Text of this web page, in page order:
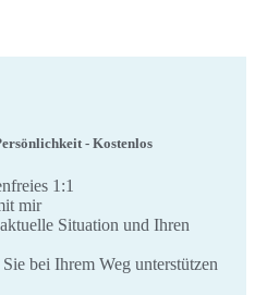
- Kostenlos
1:1
mir
Situation und Ihren
bei Ihrem Weg unterstützen